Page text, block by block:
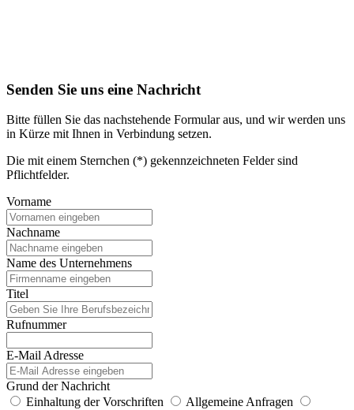
Senden Sie uns eine Nachricht
Bitte füllen Sie das nachstehende Formular aus, und wir werden uns
in Kürze mit Ihnen in Verbindung setzen.
Die mit einem Sternchen (*) gekennzeichneten Felder sind
Pflichtfelder.
Vorname
Nachname
Name des Unternehmens
Titel
Rufnummer
E-Mail Adresse
Grund der Nachricht
Einhaltung der Vorschriften
Allgemeine Anfragen